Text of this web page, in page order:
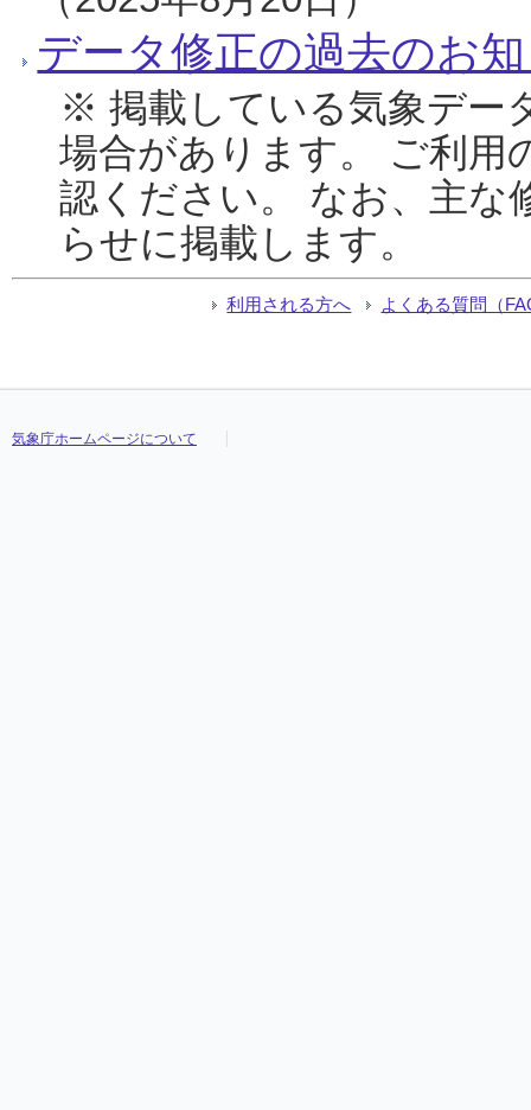
データ修正の過去のお
※ 掲載している気象デー
場合があります。 ご利用
認ください。 なお、主な
らせに掲載します。
利用される方へ よくある質問（
気象庁ホームページについて